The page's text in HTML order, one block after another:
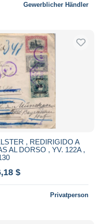
Gewerblicher Händler
, REDIRIGIDO A
AL DORSO , YV. 122A ,
$
Privatperson